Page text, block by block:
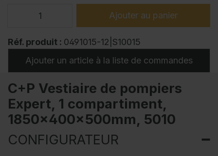
Ajouter au panier
Réf. produit : 0491015-12|S10015
Ajouter un article à la liste de commandes
C+P Vestiaire de pompiers
Expert, 1 compartiment,
1850x400x500mm, 5010
CONFIGURATEUR